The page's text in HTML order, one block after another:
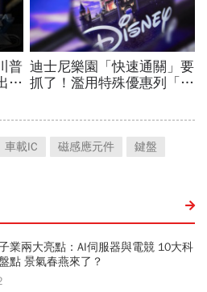
車載IC 磁感應元件 鍵盤
業兩大亮點：AI伺服器與電競 10大科
點 景氣春燕來了？